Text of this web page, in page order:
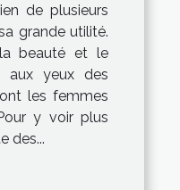
de plusieurs
grande utilité.
la beauté et le
aux yeux des
les femmes
y voir plus
des...